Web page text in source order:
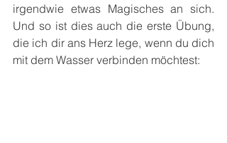
irgendwie etwas Magisches an sich.
Und so ist dies auch die erste Übung,
die ich dir ans Herz lege, wenn du dich
mit dem Wasser verbinden möchtest: